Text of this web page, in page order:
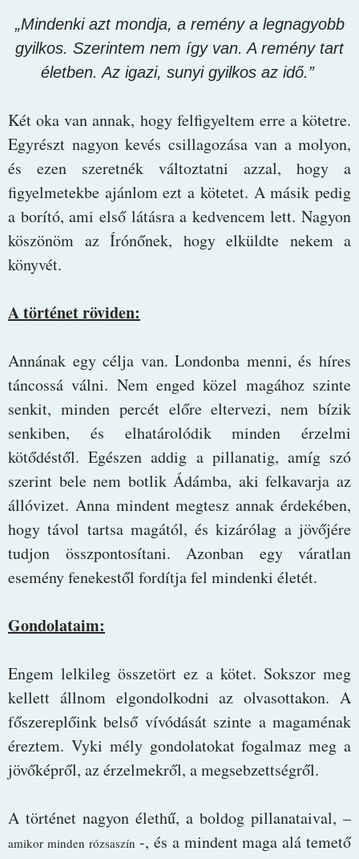
„Mindenki azt mondja, a remény a legnagyobb
gyilkos. Szerintem nem így van. A remény tart
életben. Az igazi, sunyi gyilkos az idő.”
Két oka van annak, hogy felfigyeltem erre a kötetre.
Egyrészt nagyon kevés csillagozása van a molyon,
és ezen szeretnék változtatni azzal, hogy a
figyelmetekbe ajánlom ezt a kötetet. A másik pedig
a borító, ami első látásra a kedvencem lett. Nagyon
köszönöm az Írónőnek, hogy elküldte nekem a
könyvét.
A történet röviden:
Annának egy célja van. Londonba menni, és híres
táncossá válni. Nem enged közel magához szinte
senkit, minden percét előre eltervezi, nem bízik
senkiben, és elhatárolódik minden érzelmi
kötődéstől. Egészen addig a pillanatig, amíg szó
szerint bele nem botlik Ádámba, aki felkavarja az
állóvizet. Anna mindent megtesz annak érdekében,
hogy távol tartsa magától, és kizárólag a jövőjére
tudjon összpontosítani. Azonban egy váratlan
esemény fenekestől fordítja fel mindenki életét.
Gondolataim:
Engem lelkileg összetört ez a kötet. Sokszor meg
kellett állnom elgondolkodni az olvasottakon. A
főszereplőink belső vívódását szinte a magaménak
éreztem. Vyki mély gondolatokat fogalmaz meg a
jövőképről, az érzelmekről, a megsebzettségről.
A történet nagyon élethű, a boldog pillanataival, –
amikor minden rózsaszín -, és a mindent maga alá temető